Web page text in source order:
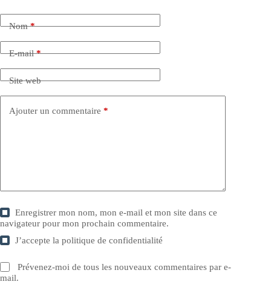
Nom*
E-mail*
Site web
Ajouter un commentaire *
Enregistrer mon nom, mon e-mail et mon site dans ce
navigateur pour mon prochain commentaire.
J’accepte lapolitique de confidentialité
Prévenez-moi de tous les nouveaux commentaires par e-
mail.